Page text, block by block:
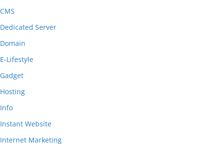
CMS
Dedicated Server
Domain
E-Lifestyle
Gadget
Hosting
Info
Instant Website
Internet Marketing